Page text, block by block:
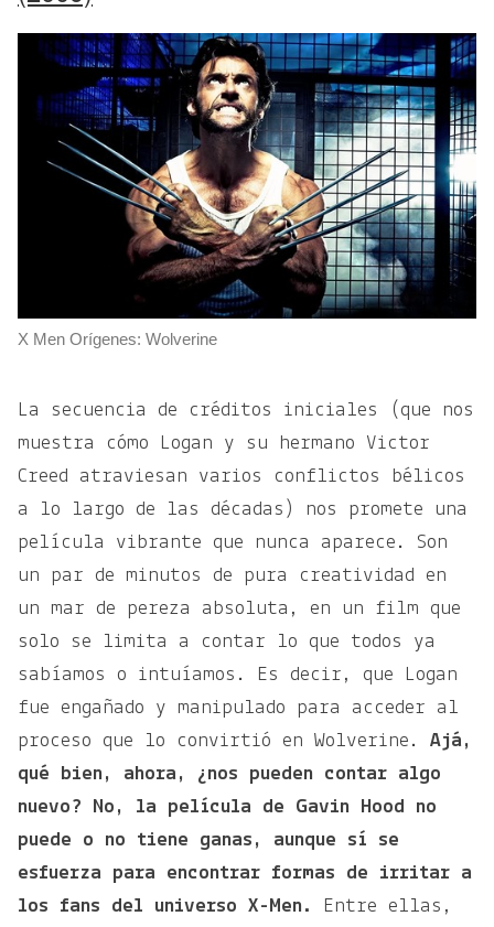
X Men Orígenes: Wolverine
La secuencia de créditos iniciales (que nos
muestra cómo Logan y su hermano Victor
Creed atraviesan varios conflictos bélicos
a lo largo de las décadas) nos promete una
película vibrante que nunca aparece. Son
un par de minutos de pura creatividad en
un mar de pereza absoluta, en un film que
solo se limita a contar lo que todos ya
sabíamos o intuíamos. Es decir, que Logan
fue engañado y manipulado para acceder al
proceso que lo convirtió en Wolverine. Ajá,
qué bien, ahora, ¿nos pueden contar algo
nuevo? No, la película de Gavin Hood no
puede o no tiene ganas, aunque sí se
esfuerza para encontrar formas de irritar a
los fans del universo X-Men.
Entre ellas,